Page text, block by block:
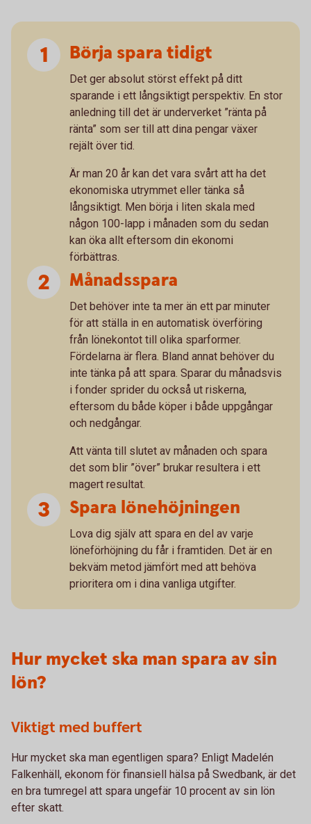
Börja spara tidigt
Det ger absolut störst effekt på ditt
sparande i ett långsiktigt perspektiv. En stor
anledning till det är underverket ”ränta på
ränta” som ser till att dina pengar växer
rejält över tid.
Är man 20 år kan det vara svårt att ha det
ekonomiska utrymmet eller tänka så
långsiktigt. Men börja i liten skala med
någon 100-lapp i månaden som du sedan
kan öka allt eftersom din ekonomi
förbättras.
Månadsspara
Det behöver inte ta mer än ett par minuter
för att ställa in en automatisk överföring
från lönekontot till olika sparformer.
Fördelarna är flera. Bland annat behöver du
inte tänka på att spara. Sparar du månadsvis
i fonder sprider du också ut riskerna,
eftersom du både köper i både uppgångar
och nedgångar.
Att vänta till slutet av månaden och spara
det som blir ”över” brukar resultera i ett
magert resultat.
Spara lönehöjningen
Lova dig själv att spara en del av varje
löneförhöjning du får i framtiden. Det är en
bekväm metod jämfört med att behöva
prioritera om i dina vanliga utgifter.
Hur mycket ska man spara av sin
lön?
Viktigt med buffert
Hur mycket ska man egentligen spara? Enligt Madelén
Falkenhäll, ekonom för finansiell hälsa på Swedbank, är det
en bra tumregel att spara ungefär 10 procent av sin lön
efter skatt.